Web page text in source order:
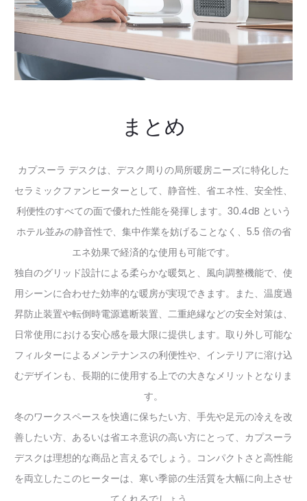
まとめ
カプスーラ デスクは、デスク周りの局所暖房ニーズに特化した
セラミックファンヒーターとして、静音性、省エネ性、安全性、
利便性のすべての面で優れた性能を発揮します。30.4dB という
ホテル並みの静音性で、集中作業を妨げることなく、5.5 倍の省
エネ効果で経済的な使用も可能です。
独自のグリッド設計による柔らかな暖気と、風向調整機能で、使
用シーンに合わせた効率的な暖房が実現できます。また、温度過
昇防止装置や転倒時電源遮断装置、二重絶縁などの安全対策は、
日常使用における安心感を最大限に提供します。取り外し可能な
フィルターによるメンテナンスの利便性や、インテリアに溶け込
むデザインも、長期的に使用する上での大きなメリットとなりま
す。
冬のワークスペースを快適に保ちたい方、手先や足元の冷えを改
善したい方、あるいは省エネ意识の高い方にとって、カプスーラ
デスクは理想的な商品と言えるでしょう。コンパクトさと高性能
を両立したこのヒーターは、寒い季節の生活質を大幅に向上させ